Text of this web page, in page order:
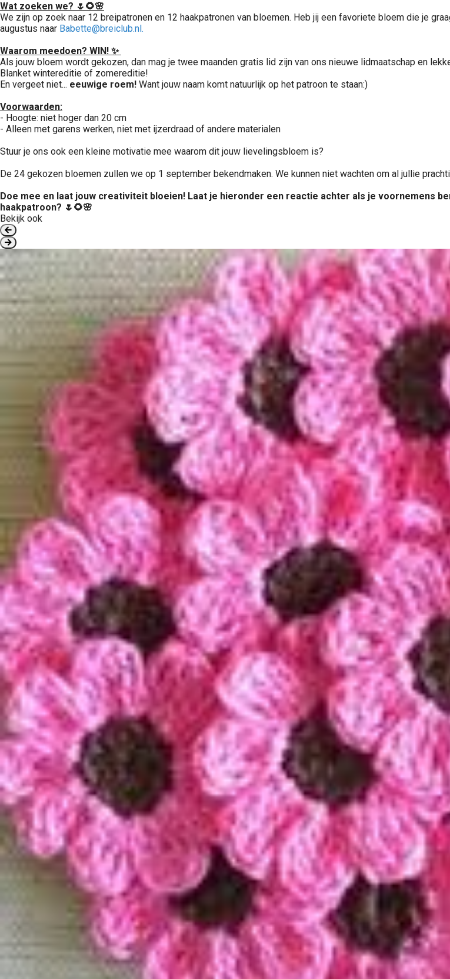
Wat zoeken we? 🌷🌻🌸
We zijn op zoek naar 12 breipatronen en 12 haakpatronen van bloemen. Heb jij een favoriete bloem die je
augustus naar Babette@breiclub.nl.
Waarom meedoen? WIN! ✨
Als jouw bloem wordt gekozen, dan mag je twee maanden gratis lid zijn van ons nieuwe lidmaatschap en
Blanket wintereditie of zomereditie!
En vergeet niet... eeuwige roem! Want jouw naam komt natuurlijk op het patroon te staan:)
Voorwaarden:
- Hoogte: niet hoger dan 20 cm
- Alleen met garens werken, niet met ijzerdraad of andere materialen
Stuur je ons ook een kleine motivatie mee waarom dit jouw lievelingsbloem is?
De 24 gekozen bloemen zullen we op 1 september bekendmaken. We kunnen niet wachten om al jullie
Doe mee en laat jouw creativiteit bloeien! Laat je hieronder een reactie achter als je voornemens
haakpatroon? 🌷🌻🌸
Bekijk ook